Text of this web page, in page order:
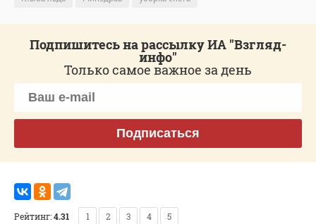
Подпишитесь на рассылку ИА "Взгляд-
инфо"
Только самое важное за день
Подписаться
Рейтинг:4.31 1 2 3 4 5